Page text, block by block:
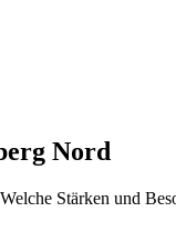
Nord
Stärken und